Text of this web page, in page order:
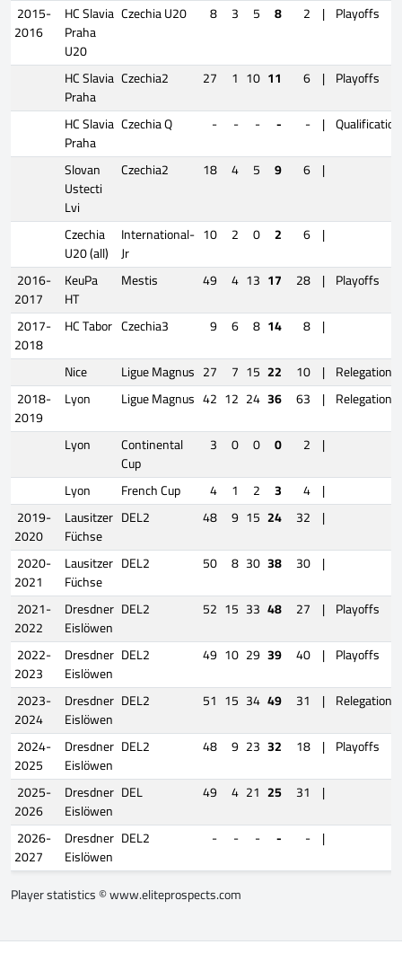
2015-
2016
HC Slavia
Praha
U20
Czechia U20 8 3 5 8 2 | Playoffs
HC Slavia
Praha
Czechia2 27 1 10 11 6 | Playoffs
HC Slavia
Praha
Czechia Q - - - - - | Qualification
Slovan
Ustecti
Lvi
Czechia2 18 4 5 9 6 |
Czechia
U20 (all)
International-
Jr
10 2 0 2 6 |
2016-
2017
KeuPa
HT
Mestis 49 4 13 17 28 | Playoffs
2017-
2018
HC Tabor Czechia3 9 6 8 14 8 |
Nice
Ligue Magnus 27 7 15 22 10 | Relegation
2018-
2019
Lyon Ligue Magnus 42 12 24 36 63 | Relegation
Lyon
Continental
Cup
3 0 0 0 2 |
Lyon
French Cup 4 1 2 3 4 |
2019-
2020
Lausitzer
Füchse
DEL2 48 9 15 24 32 |
2020-
2021
Lausitzer
Füchse
DEL2 50 8 30 38 30 |
2021-
2022
Dresdner
Eislöwen
DEL2 52 15 33 48 27 | Playoffs
2022-
2023
Dresdner
Eislöwen
DEL2 49 10 29 39 40 | Playoffs
2023-
2024
Dresdner
Eislöwen
DEL2 51 15 34 49 31 | Relegation
2024-
2025
Dresdner
Eislöwen
DEL2 48 9 23 32 18 | Playoffs
2025-
2026
Dresdner
Eislöwen
DEL 49 4 21 25 31
|
2026-
2027
Dresdner
Eislöwen
DEL2 - - - - - |
Player statistics ©www.eliteprospects.com